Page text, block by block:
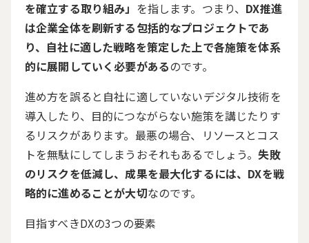
を確立する取り組み」 を指します。つまり、 DX推進
は企業全体を刷新する包括的なプロジェクトであ
り、自社に適した戦略を策定した上で各施策を体系
的に展開していく必要があるのです。
進め方を誤ると自社に適していないデジタル技術を
導入したり、目的につながらない施策を講じたりす
るリスクがあります。最悪の場合、リソースとコス
トを無駄にしてしまうおそれもあるでしょう。失敗
のリスクを低減し、成果を最大化するには、DXを戦
略的に進めることが大切なのです。
目指すべきDXの3つの要素